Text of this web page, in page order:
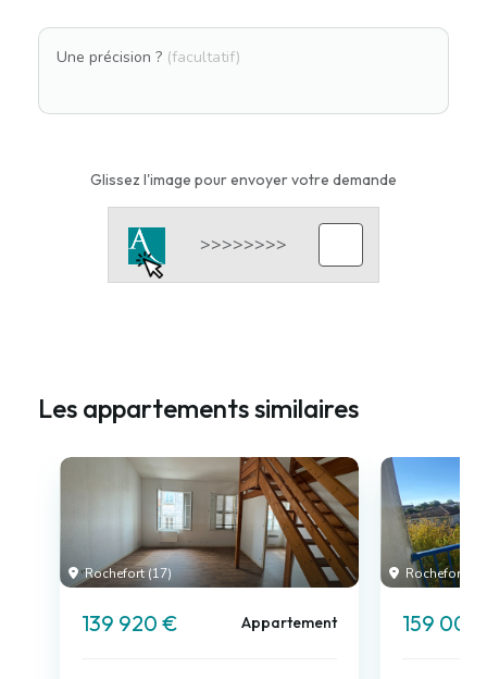
Une précision ? (facultatif)
Glissez l'image pour envoyer votre demande
Les appartements similaires
Rochefort (17)
139 920 € Appartement
Rochefort
159